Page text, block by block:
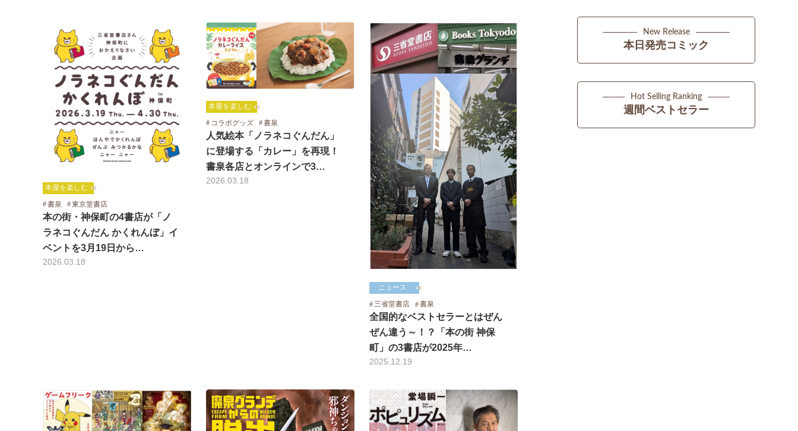
本屋を楽しむ
書泉
東京堂書店
本の街・神保町の4書店が「ノ
ラネコぐんだん かくれんぼ」イ
ベントを3月19日から…
2026.03.18
本屋を楽しむ
コラボグッズ
書泉
人気絵本「ノラネコぐんだん」
に登場する「カレー」を再現！
書泉各店とオンラインで3…
2026.03.18
ニュース
三省堂書店
書泉
全国的なベストセラーとはぜん
ぜん違う～！？「本の街 神保
町」の3書店が2025年…
2025.12.19
New Release
本日発売コミック
Hot Selling Ranking
週間ベストセラー